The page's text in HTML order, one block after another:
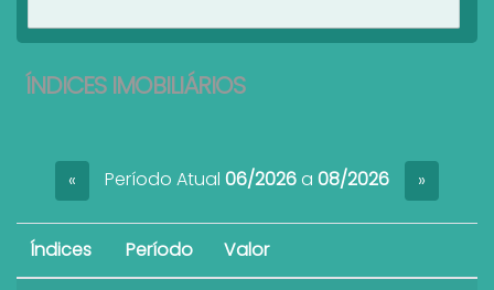
ÍNDICES IMOBILIÁRIOS
« Período Atual 06/2026a 08/2026 »
Índices Período Valor